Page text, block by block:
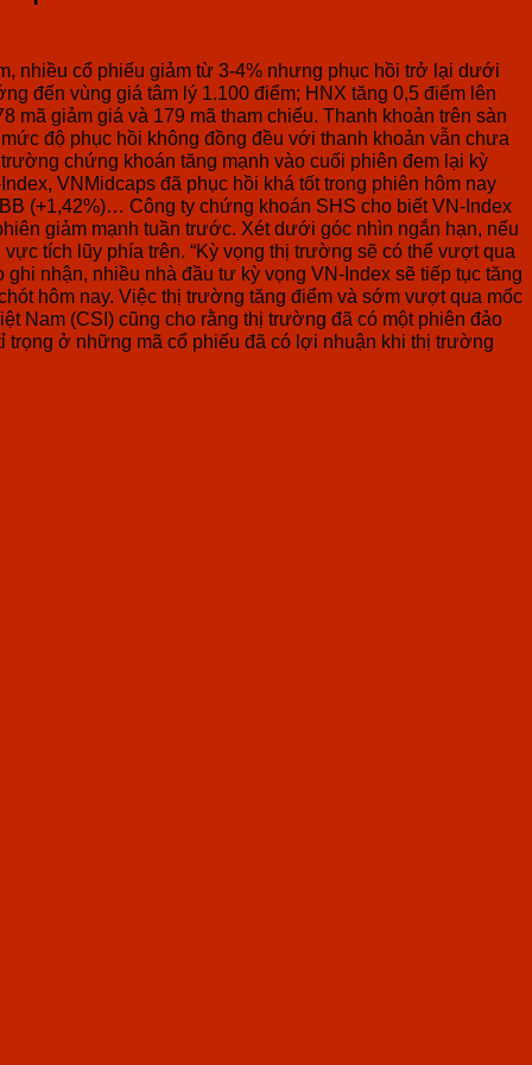
nhiều cổ phiếu giảm từ 3-4% nhưng phục hồi trở lại dưới
đến vùng giá tâm lý 1.100 điểm; HNX tăng 0,5 điểm lên
mã giảm giá và 179 mã tham chiếu. Thanh khoản trên sàn
độ phục hồi không đồng đều với thanh khoản vẫn chưa
chứng khoán tăng mạnh vào cuối phiên đem lại kỳ
VNMidcaps đã phục hồi khá tốt trong phiên hôm nay
(+1,42%)… Công ty chứng khoán SHS cho biết VN-Index
giảm mạnh tuần trước. Xét dưới góc nhìn ngắn hạn, nếu
tích lũy phía trên. “Kỳ vọng thị trường sẽ có thể vượt qua
nhận, nhiều nhà đầu tư kỳ vọng VN-Index sẽ tiếp tục tăng
hôm nay. Việc thị trường tăng điểm và sớm vượt qua mốc
Nam (CSI) cũng cho rằng thị trường đã có một phiên đảo
trọng ở những mã cổ phiếu đã có lợi nhuận khi thị trường